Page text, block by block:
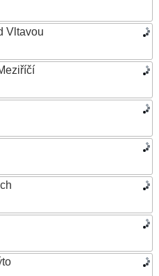
Vltavou